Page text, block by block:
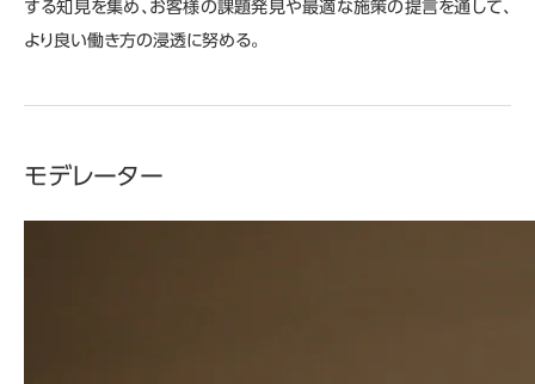
する知見を集め、お客様の課題発見や最適な施策の提言を通して、
より良い働き方の浸透に努める。
モデレーター